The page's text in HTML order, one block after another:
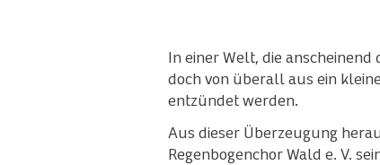
In einer Welt, die
doch von überall aus ein
entzündet werden.
Aus dieser Überzeugung
Regenbogenchor Wald e. V.